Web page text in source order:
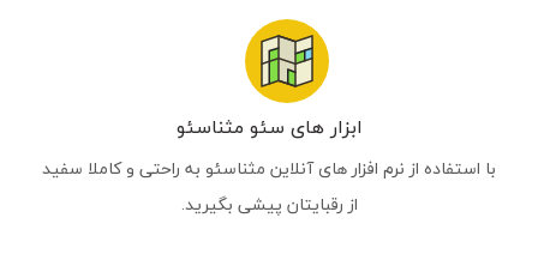
ابزار های سئو مثناسئو
با استفاده از نرم افزار های آنلاین مثناسئو به راحتی و کاملا سفید
از رقبایتان پیشی بگیرید.